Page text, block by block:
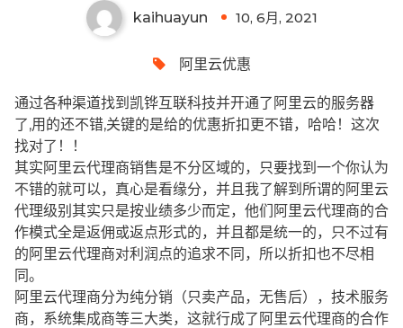
kaihuayun 10, 6月, 2021
阿里云优惠
通过各种渠道找到凯铧互联科技并开通了阿里云的服务器
了,用的还不错,关键的是给的优惠折扣更不错，哈哈！这次
找对了！！
其实阿里云代理商销售是不分区域的，只要找到一个你认为
不错的就可以，真心是看缘分，并且我了解到所谓的阿里云
代理级别其实只是按业绩多少而定，他们阿里云代理商的合
作模式全是返佣或返点形式的，并且都是统一的，只不过有
的阿里云代理商对利润点的追求不同，所以折扣也不尽相
同。
阿里云代理商分为纯分销（只卖产品，无售后），技术服务
商，系统集成商等三大类，这就行成了阿里云代理商的合作